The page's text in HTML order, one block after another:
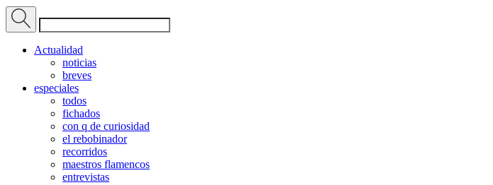
Actualidad
noticias
breves
especiales
todos
fichados
con q de curiosidad
el rebobinador
recorridos
maestros flamencos
entrevistas